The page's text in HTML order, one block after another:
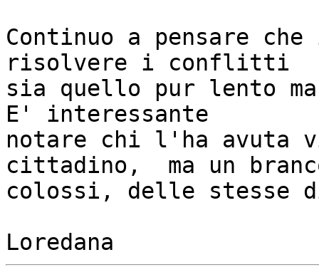
Continuo a pensare
risolvere i conflitti
sia quello pur lento
E' interessante
notare chi l'ha avuta
cittadino,  ma un
colossi, delle stesse